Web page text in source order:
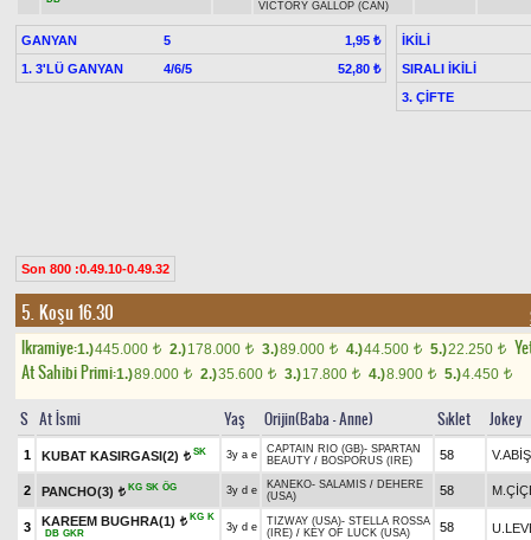
VICTORY GALLOP (CAN)
GANYAN 5
1,95 ₺
1. 3'LÜ GANYAN
4/6/5 52,80 ₺
İKİLİ
SIRALI İKİLİ
3. ÇİFTE
Son 800 :0.49.10-0.49.32
5. Koşu 16.30
Ikramiye:1.)445.000 t 2.)178.000 t 3.)89.000 t 4.)44.500 t 5.)22.250 t
At Sahibi Primi:1.)89.000 t 2.)35.600 t 3.)17.800 t 4.)8.900 t 5.)4.450 t
S At İsmi Yaş Orijin(Baba - Anne) Sıklet Jokey
1 KUBAT KASIRGASI(2) t SK 3y a e CAPTAIN RIO (GB)- SPARTAN
BEAUTY / BOSPORUS (IRE) 58 V.ABİŞ
2 PANCHO(3) t KG SK ÖG 3y d e KANEKO- SALAMIS / DEHERE
(USA)
58
3 KAREEM BUGHRA(1) t KG K
DB GKR
3y d e TIZWAY (USA)- STELLA ROSSA
(IRE) / KEY OF LUCK (USA) 58